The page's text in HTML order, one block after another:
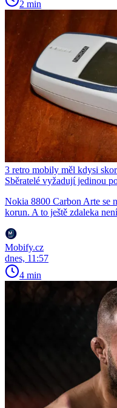
2 min
3 retro mobily měl kdysi
Sběratelé vyžadují jedinou
Nokia 8800 Carbon Arte se
korun. A to ještě zdaleka
Mobify.cz
dnes, 11:57
4 min